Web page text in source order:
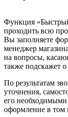
Функция
проходить всю
Вы заполняете
менеджер
на вопросы,
также подскажет
По результатам
уточнения,
его необходимыми
оформление в том